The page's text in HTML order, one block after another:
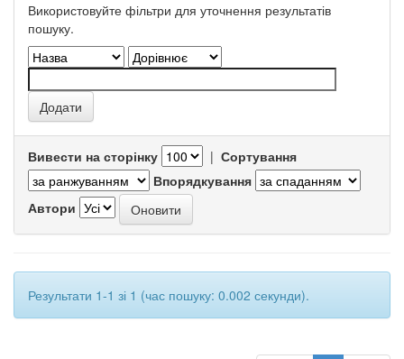
Використовуйте фільтри для уточнення результатів
пошуку.
Вивести на сторінку | Сортування
Впорядкування
Автори
Результати 1-1 зі 1 (час пошуку: 0.002 секунди).